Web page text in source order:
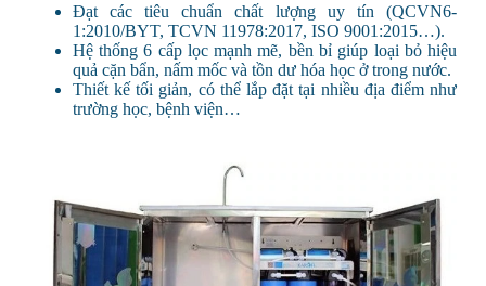
Đạt các tiêu chuẩn chất lượng uy tín (QCVN6-
1:2010/BYT, TCVN 11978:2017, ISO 9001:2015…).
Hệ thống 6 cấp lọc mạnh mẽ, bền bỉ giúp loại bỏ hiệu
quả cặn bẩn, nấm mốc và tồn dư hóa học ở trong nước.
Thiết kế tối giản, có thể lắp đặt tại nhiều địa điểm như
trường học, bệnh viện…